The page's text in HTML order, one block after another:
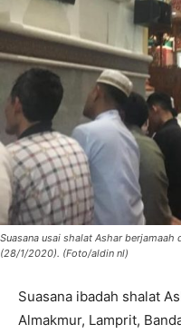
Suasana usai shalat Ashar berjamaah
(28/1/2020). (Foto/aldin nl)
Suasana ibadah shalat
Almakmur, Lamprit,